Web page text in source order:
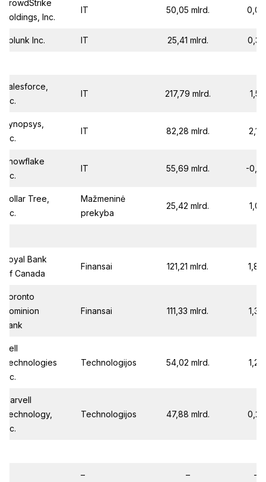
CrowdStrike
Holdings, Inc.
IT 50,05 mlrd. 0,09
Splunk Inc. IT 25,41 mlrd. 0,30
Salesforce,
Inc.
IT 217,79 mlrd. 1,51
Synopsys,
Inc.
IT 82,28 mlrd. 2,19
Snowflake
Inc.
IT 55,69 mlrd. -
Dollar Tree,
Inc.
Mažmeninė
prekyba
25,42 mlrd. 1,01
Royal Bank
Of Canada
Finansai 121,21 mlrd. 1,88
Toronto
Dominion
Bank
Finansai 111,33 mlrd. 1,39
Dell
Technologies
Inc.
Technologijos 54,02 mlrd. 1,23
Marvell
Technology,
Inc.
Technologijos 47,88 mlrd. 0,24
– – –